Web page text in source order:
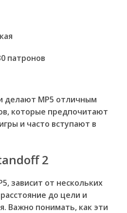
патронов
делают MP5 отличным
которые предпочитают
и часто вступают в
2
зависит от нескольких
до цели и
Важно понимать, как эти